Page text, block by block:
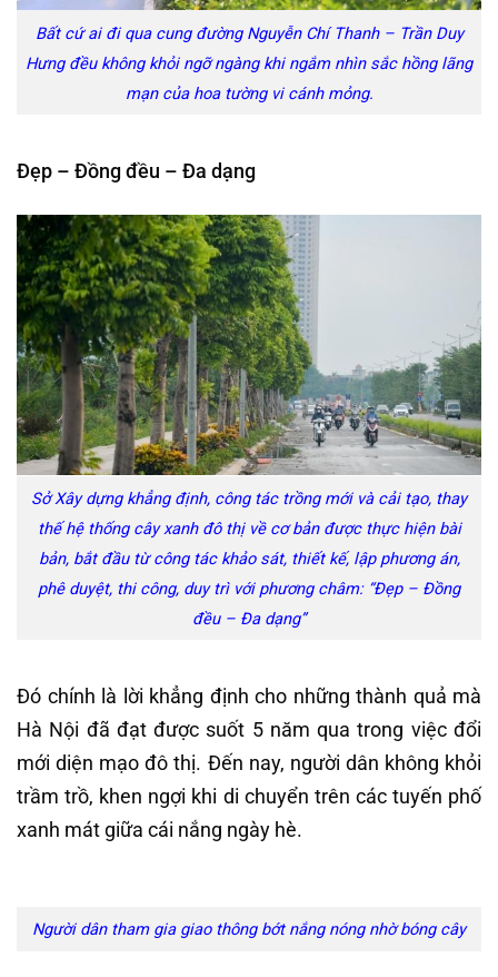
Bất cứ ai đi qua cung đường Nguyễn Chí Thanh – Trần Duy
Hưng đều không khỏi ngỡ ngàng khi ngắm nhìn sắc hồng lãng
mạn của hoa tường vi cánh mỏng.
Đẹp – Đồng đều – Đa dạng
Sở Xây dựng khẳng định, công tác trồng mới và cải tạo, thay
thế hệ thống cây xanh đô thị về cơ bản được thực hiện bài
bản, bắt đầu từ công tác khảo sát, thiết kế, lập phương án,
phê duyệt, thi công, duy trì với phương châm: “Đẹp – Đồng
đều – Đa dạng”
Đó chính là lời khẳng định cho những thành quả mà
Hà Nội đã đạt được suốt 5 năm qua trong việc đổi
mới diện mạo đô thị. Đến nay, người dân không khỏi
trầm trồ, khen ngợi khi di chuyển trên các tuyến phố
xanh mát giữa cái nắng ngày hè.
Người dân tham gia giao thông bớt nắng nóng nhờ bóng cây